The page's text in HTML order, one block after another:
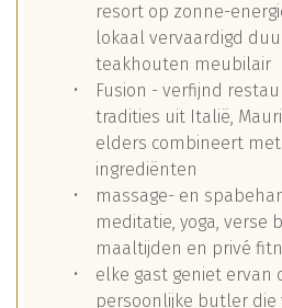
resort op zonne-
lokaal vervaardigd
teakhouten meubilair
Fusion - verfijnd
tradities uit Italië,
elders combineert met
ingrediënten
massage- en
meditatie, yoga, verse
maaltijden en privé
elke gast geniet ervan
persoonlijke butler die